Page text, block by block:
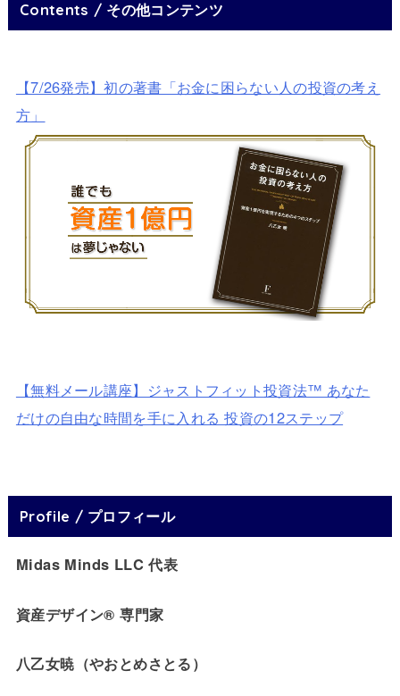
Contents / その他コンテンツ
【7/26発売】初の著書「お金に困らない人の投資の考え
方」
【無料メール講座】ジャストフィット投資法™ あなた
だけの自由な時間を手に入れる 投資の12ステップ
Profile / プロフィール
Midas Minds LLC 代表
資産デザイン® 専門家
八乙女暁（やおとめさとる）